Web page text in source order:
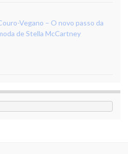
Vegano – O novo passo da
de Stella McCartney